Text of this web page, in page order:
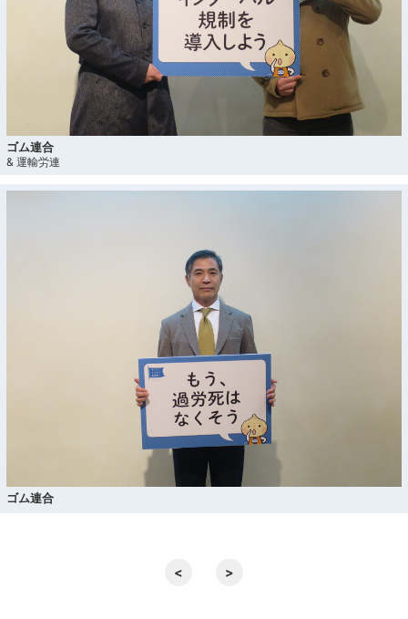
ゴム連合
& 運輸労連
ゴム連合
< >